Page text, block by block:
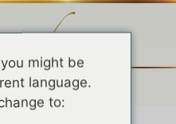
might be
language.
to: